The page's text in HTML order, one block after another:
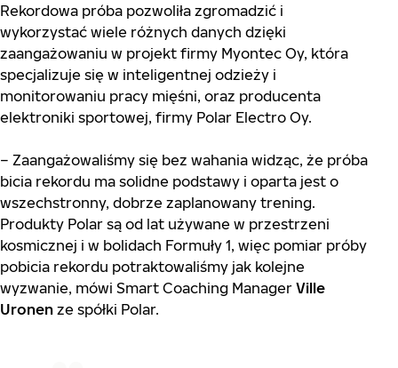
Rekordowa próba pozwoliła zgromadzić i
wykorzystać wiele różnych danych dzięki
zaangażowaniu w projekt firmy Myontec Oy, która
specjalizuje się w inteligentnej odzieży i
monitorowaniu pracy mięśni, oraz producenta
elektroniki sportowej, firmy Polar Electro Oy.
– Zaangażowaliśmy się bez wahania widząc, że próba
bicia rekordu ma solidne podstawy i oparta jest o
wszechstronny, dobrze zaplanowany trening.
Produkty Polar są od lat używane w przestrzeni
kosmicznej i w bolidach Formuły 1, więc pomiar próby
pobicia rekordu potraktowaliśmy jak kolejne
wyzwanie, mówi Smart Coaching Manager Ville
Uronen ze spółki Polar.